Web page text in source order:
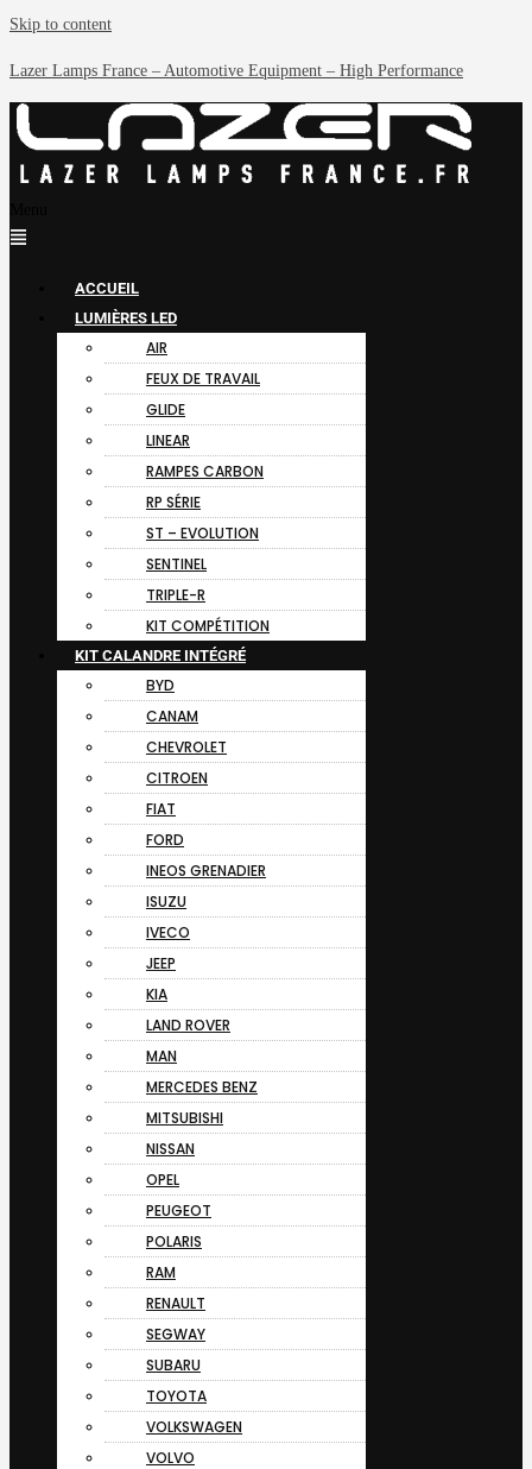
Skip to content
Lazer Lamps France – Automotive Equipment – High Performance
ACCUEIL
LUMIÈRES LED
AIR
FEUX DE TRAVAIL
GLIDE
LINEAR
RAMPES CARBON
RP SÉRIE
ST – EVOLUTION
SENTINEL
TRIPLE-R
KIT COMPÉTITION
KIT CALANDRE INTÉGRÉ
BYD
CANAM
CHEVROLET
CITROEN
FIAT
FORD
INEOS GRENADIER
ISUZU
IVECO
JEEP
KIA
LAND ROVER
MAN
MERCEDES BENZ
MITSUBISHI
NISSAN
OPEL
PEUGEOT
POLARIS
RAM
RENAULT
SEGWAY
SUBARU
TOYOTA
VOLKSWAGEN
VOLVO